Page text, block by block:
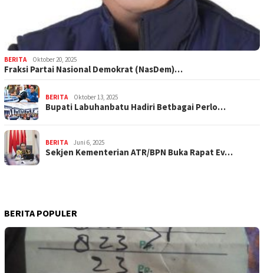
BERITA Oktober 20, 2025
Fraksi Partai Nasional Demokrat (NasDem)…
BERITA Oktober 13, 2025
Bupati Labuhanbatu Hadiri Betbagai Perlo…
BERITA Juni 6, 2025
Sekjen Kementerian ATR/BPN Buka Rapat Ev…
BERITA POPULER